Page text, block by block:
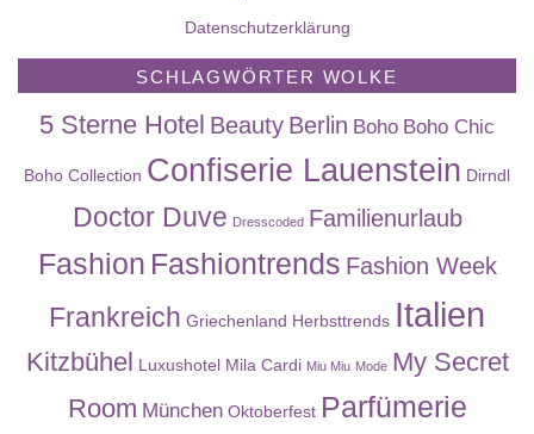
Datenschutzerklärung
SCHLAGWÖRTER WOLKE
5 Sterne Hotel Beauty Berlin Boho Boho Chic
Boho Collection Confiserie Lauenstein Dirndl
Doctor Duve Dresscoded Familienurlaub
Fashion Fashiontrends Fashion Week
Frankreich Griechenland Herbsttrends Italien
Kitzbühel Luxushotel Mila Cardi Miu Miu Mode My Secret
Room München Oktoberfest Parfümerie